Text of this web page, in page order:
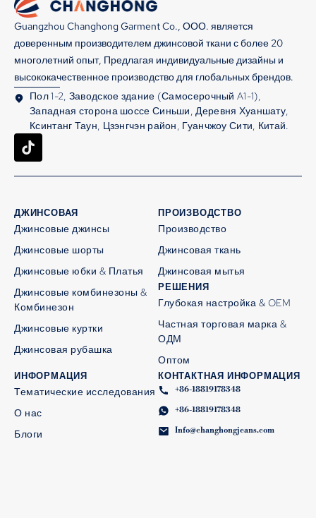
Guangzhou Changhong Garment Co., ООО. является
доверенным производителем джинсовой ткани с более 20
многолетний опыт, Предлагая индивидуальные дизайны и
высококачественное производство для глобальных брендов.
Пол 1-2, Заводское здание (Самосерочный A1-1),
Западная сторона шоссе Синьши, Деревня Хуаншату,
Ксинтанг Таун, Цзэнгчэн район, Гуанчжоу Сити, Китай.
ДЖИНСОВАЯ
Джинсовые джинсы
Джинсовые шорты
Джинсовые юбки & Платья
Джинсовые комбинезоны &
Комбинезон
Джинсовые куртки
Джинсовая рубашка
ПРОИЗВОДСТВО
Производство
Джинсовая ткань
Джинсовая мытья
РЕШЕНИЯ
Глубокая настройка & OEM
Частная торговая марка &
ОДМ
Оптом
ИНФОРМАЦИЯ
Тематические исследования
О нас
Блоги
КОНТАКТНАЯ ИНФОРМАЦИЯ
+86-18819178348
+86-18819178348
Info@changhongjeans.com